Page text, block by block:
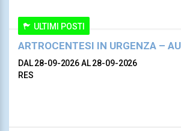
ULTIMI POSTI
ARTROCENTESI IN URGENZA –
DAL 28-09-2026AL 28-09-2026
RES